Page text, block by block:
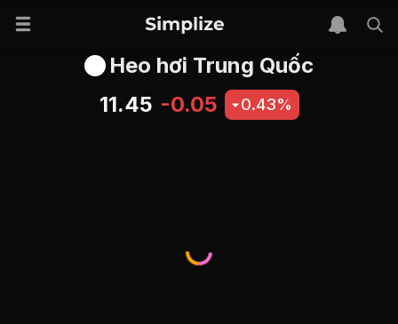
Heo hơi Trung Quốc
11.45 -0.05 0.43%